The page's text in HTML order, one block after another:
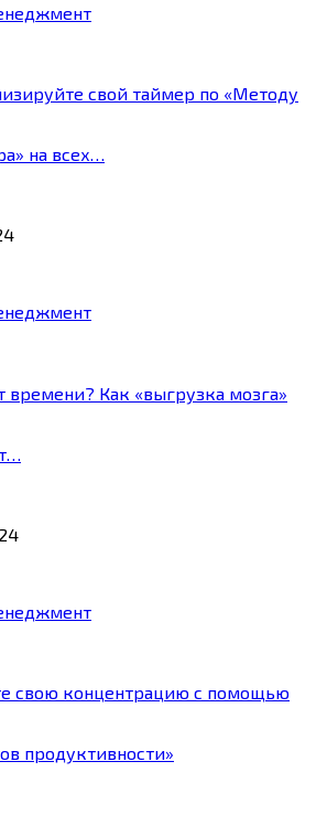
свой таймер по «Методу
на всех…
времени? Как «выгрузка мозга»
свою концентрацию с помощью
продуктивности»